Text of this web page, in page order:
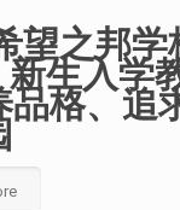
望之邦学
新生入学
格、追